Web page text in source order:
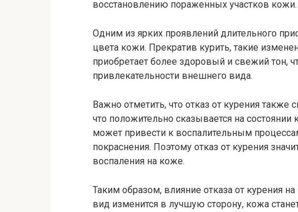
восстановлению пораженных участков кожи.
Одним из ярких проявлений длительного
цвета кожи. Прекратив курить, такие
приобретает более здоровый и свежий тон,
привлекательности внешнего вида.
Важно отметить, что отказ от курения также
что положительно сказывается на
может привести к воспалительным
покраснения. Поэтому отказ от курения
воспаления на коже.
Таким образом, влияние отказа от курения
вид изменится в лучшую сторону, кожа